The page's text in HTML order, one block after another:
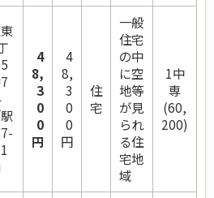
駅
4
8,
3
0
0
円
4
8,
3
0
0
円
住
宅
一般
住宅
の中
に空
地等
が見
られ
る住
宅地
域
1中
専
(60,
200)